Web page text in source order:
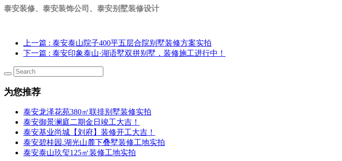
泰安装修、泰安装饰公司、泰安别墅装修设计
上一篇 : 泰安泰山院子400平五层合院别墅装修方案实拍
下一篇 : 泰安印象泰山·湖语墅双拼别墅，装修施工进行中！
为您推荐
泰安龙泽花苑380㎡联排别墅装修实拍
泰安御景澜庭二期金日竣工大吉！
泰安基业尚城【刘府】装修开工大吉！
泰安碧桂园.湖光山麓下叠墅装修工地实拍
泰安泰山玖玺125㎡装修工地实拍